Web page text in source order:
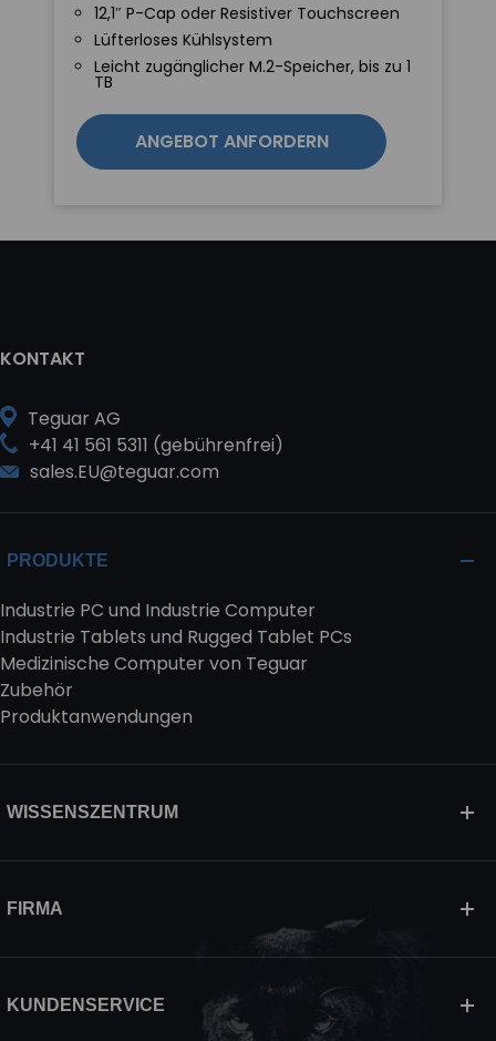
12,1″ P-Cap oder Resistiver Touchscreen
Lüfterloses Kühlsystem
Leicht zugänglicher M.2-Speicher, bis zu 1
TB
ANGEBOT ANFORDERN
KONTAKT
Teguar AG
+41 41 561 5311 (gebührenfrei)
sales.EU@teguar.com
PRODUKTE
Industrie PC und Industrie Computer
Industrie Tablets und Rugged Tablet PCs
Medizinische Computer von Teguar
Zubehör
Produktanwendungen
WISSENSZENTRUM
FIRMA
KUNDENSERVICE